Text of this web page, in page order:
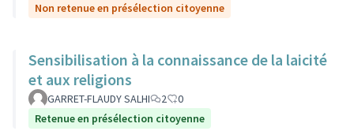
Non retenue en présélection citoyenne
Sensibilisation à la connaissance de la laicité
et aux religions
GARRET-FLAUDY SALHI 2
0
Retenue en présélection citoyenne